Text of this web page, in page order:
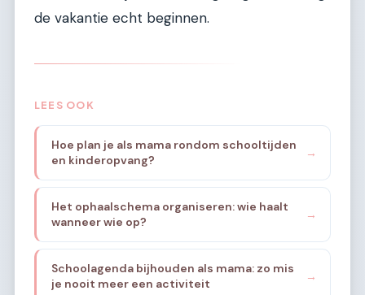
de vakantie echt beginnen.
LEES OOK
Hoe plan je als mama rondom schooltijden
en kinderopvang?
→
Het ophaalschema organiseren: wie haalt
wanneer wie op?
→
Schoolagenda bijhouden als mama: zo mis
je nooit meer een activiteit
→